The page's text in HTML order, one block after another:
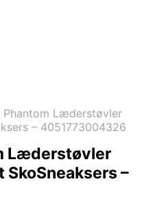
Phantom Læderstøvler
– 4051773004326
Læderstøvler
SkoSneaksers –